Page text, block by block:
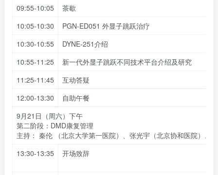
09:55-10:05
茶歇
10:05-10:30
PGN-ED051 外显子跳跃治疗
10:30-10:55
DYNE-251介绍
10:55-11:25
新一代外显子跳跃不同技术平台介绍及研究
11:25-11:45
互动答疑
12:00-13:30
自助午餐
9月21日（周六）下午
第二阶段：DMD康复管理
主持： 秦伦 （北京大学第一医院）、张光宇（北京协和医院）、
13:30-13:35
开场致辞